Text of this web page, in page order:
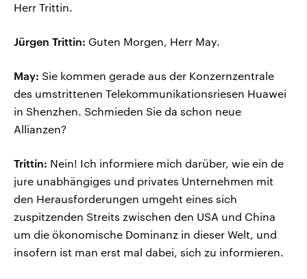
Herr Trittin.
Jürgen Trittin: Guten Morgen, Herr May.
May: Sie kommen gerade aus der Konzernzentrale
des umstrittenen Telekommunikationsriesen Huawei
in Shenzhen. Schmieden Sie da schon neue
Allianzen?
Trittin: Nein! Ich informiere mich darüber, wie ein de
jure unabhängiges und privates Unternehmen mit
den Herausforderungen umgeht eines sich
zuspitzenden Streits zwischen den USA und China
um die ökonomische Dominanz in dieser Welt, und
insofern ist man erst mal dabei, sich zu informieren.